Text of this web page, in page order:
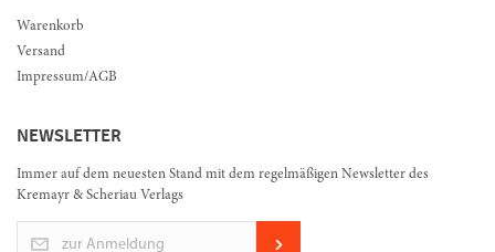
Warenkorb
Versand
Impressum/AGB
NEWSLETTER
Immer auf dem neuesten Stand mit dem regelmäßigen Newsletter des
Kremayr & Scheriau Verlags
zur Anmeldung